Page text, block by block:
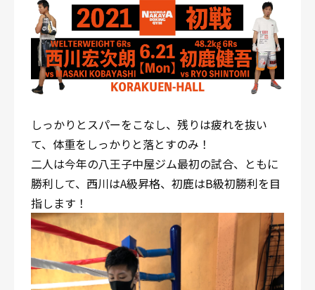
しっかりとスパーをこなし、残りは疲れを抜い
て、体重をしっかりと落とすのみ！
二人は今年の八王子中屋ジム最初の試合、ともに
勝利して、西川はA級昇格、初鹿はB級初勝利を目
指します！